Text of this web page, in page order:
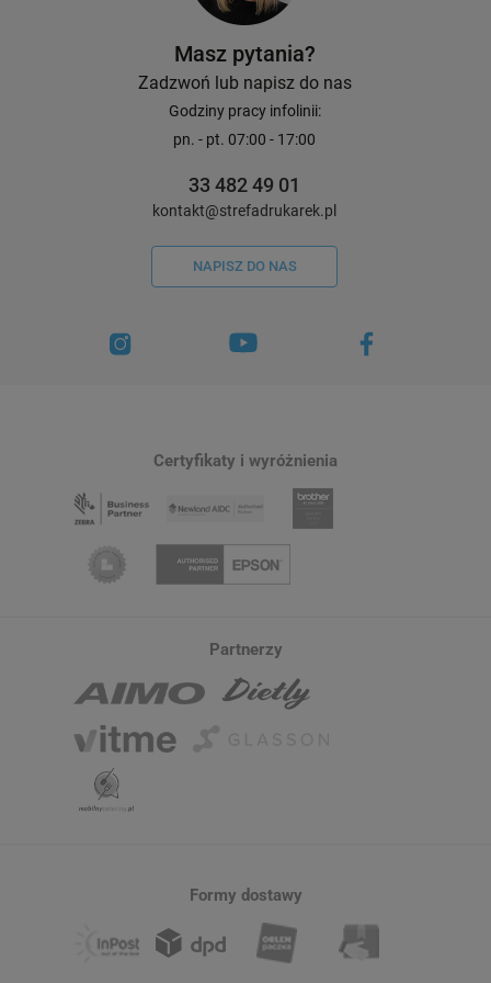
Masz pytania?
Zadzwoń lub napisz do nas
Godziny pracy infolinii:
pn. - pt. 07:00 - 17:00
33 482 49 01
kontakt@strefadrukarek.pl
NAPISZ DO NAS
Certyfikaty i wyróżnienia
Partnerzy
Formy dostawy